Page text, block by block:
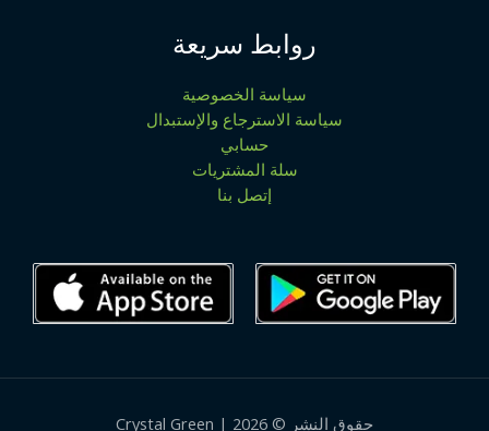
روابط سريعة
سياسة الخصوصية
سياسة الاسترجاع والإستبدال
حسابي
سلة المشتريات
إتصل بنا
حقوق النشر © 2026 | Crystal Green